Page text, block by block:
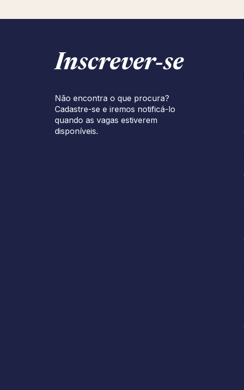
Inscrever‑se
Não encontra o que procura?
Cadastre-se e iremos notificá-lo
quando as vagas estiverem
disponíveis.